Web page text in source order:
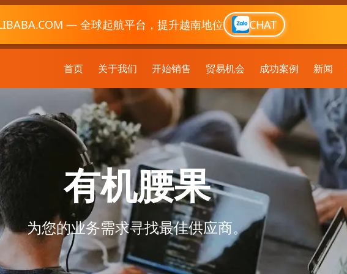
— 全球起航平台，提升越南地位 CHAT
首页 关于我们 开始销售 贸易机会 成功案例 新闻
有机腰果
为您的业务需求寻找最佳供应商。